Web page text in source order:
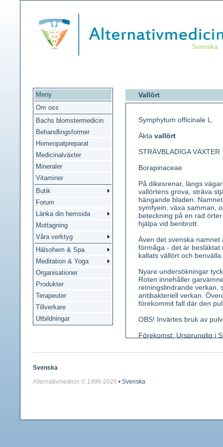
Svenska
Meny
Om oss
Bachs blomstermedicin
Behandlingsformer
Homeopatpreparat
Medicinalväxter
Mineraler
Vitaminer
Butik
Forum
Länka din hemsida
Mottagning
Våra verktyg
Hälsohem & Spa
Meditation & Yoga
Organisationer
Produkter
Terapeuter
Tillverkare
Utbildningar
Vallört
Symphytum officinale L.
Äkta vallört
STRÄVBLADIGA VÄXTER
Borapinaceae
På dikesrenar, längs
vallörtens grova, sträva
hängande bladen.
symfyein, växa samman,
beteckning på en rad
hjälpa vid benbrott.
Även det svenska
förmåga - det är besläktat
kallats vällört och
Nyare undersökningar
Roten innehåller
retningslindrande verkan,
antibakteriell verkan.
förekommit fall där den
OBS! Invärtes bruk av
Förekomst: Ursprunglig i
uppländsk vallört, Sx.
augusti), i förgrenade
Svenska
Alternativmedicin © 1996-2026 • Svenska